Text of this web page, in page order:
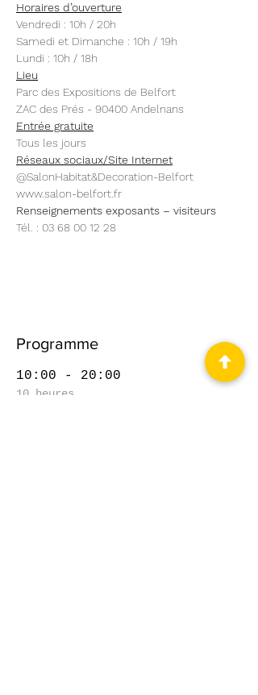
Horaires d’ouverture
Vendredi : 10h / 20h
Samedi et Dimanche : 10h / 19h
Lundi : 10h / 18h
Lieu
Parc des Expositions de Belfort
ZAC des Prés - 90400 Andelnans
Entrée gratuite
Tous les jours
Réseaux sociaux/Site Internet
@SalonHabitat&Decoration-Belfort
www.salon-belfort.fr
Renseignements exposants – visiteurs
Tél. : 03 68 00 12 28
Programme
10:00 - 20:00
10 heures